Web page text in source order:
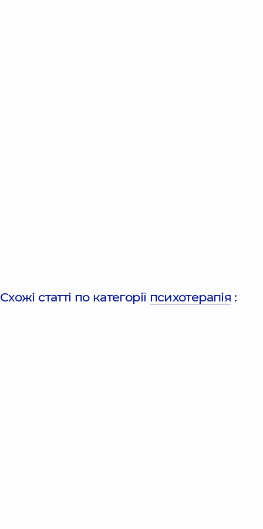
Схожі статті по категорії психотерапія :